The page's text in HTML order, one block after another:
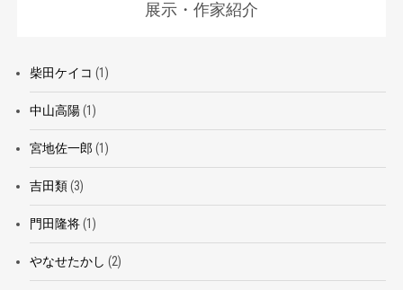
展示・作家紹介
柴田ケイコ (1)
中山高陽(1)
宮地佐一郎 (1)
吉田類(3)
門田隆将(1)
やなせたかし (2)